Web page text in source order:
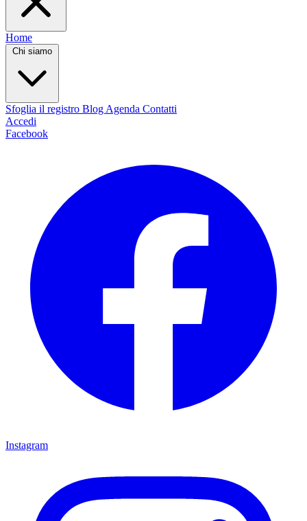
Home
Chi siamo
Sfoglia il registro Blog Agenda Contatti
Accedi
Facebook
Instagram